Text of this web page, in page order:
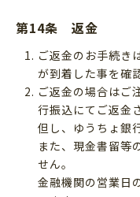
第14条 返金
ご返金のお手続き
が到着した事を確
ご返金の場合はご
行振込にてご返金
但し、ゆうちょ銀
また、現金書留等
せん。
金融機関の営業日